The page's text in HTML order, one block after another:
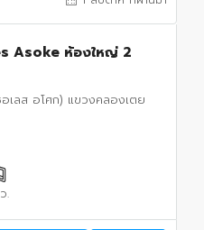
Asoke ห้องใหญ่ 2
เลส อโศก) แขวงคลองเตย
.